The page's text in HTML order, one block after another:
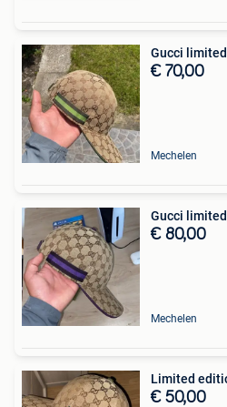
Gucci
€ 70,00
Mechelen
Gucci
€ 80,00
Mechelen
Limited
€ 50,00